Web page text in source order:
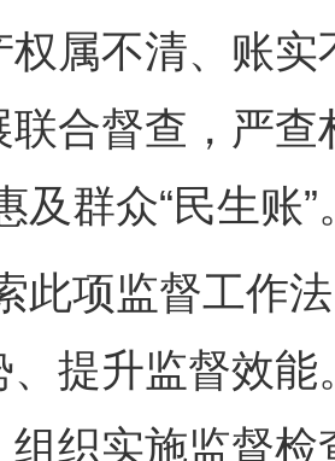
权属不清、账
合督查，严查
及群众“民生账”
项监督工作法
、提升监督效
组织实施监督